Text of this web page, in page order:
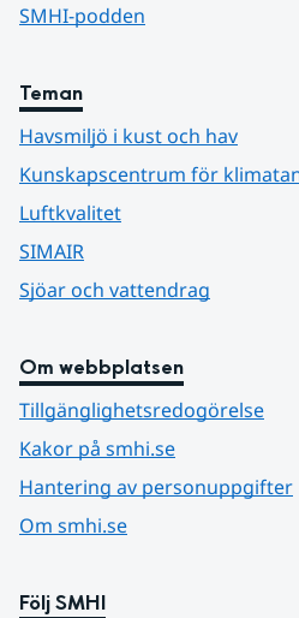
SMHI-podden
Teman
Havsmiljö i kust och hav
Kunskapscentrum för
Luftkvalitet
SIMAIR
Sjöar och vattendrag
Om webbplatsen
Tillgänglighetsredogörelse
Kakor på smhi.se
Hantering av personuppgifter
Om smhi.se
Följ SMHI